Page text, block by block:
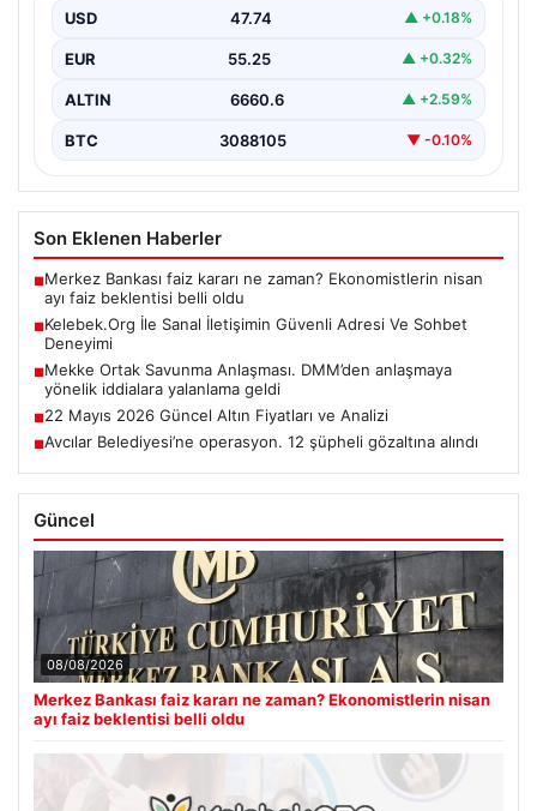
kurması kritik bir değer ifade etmektedir. Halen…
USD 47.74 ▲ +0.18%
EUR 55.25 ▲ +0.32%
ALTIN 6660.6 ▲ +2.59%
BTC 3088105 ▼ -0.10%
Son Eklenen Haberler
■Merkez Bankası faiz kararı ne zaman? Ekonomistlerin nisan
ayı faiz beklentisi belli oldu
■Kelebek.Org İle Sanal İletişimin Güvenli Adresi Ve Sohbet
Deneyimi
■Mekke Ortak Savunma Anlaşması. DMM’den anlaşmaya
yönelik iddialara yalanlama geldi
■22 Mayıs 2026 Güncel Altın Fiyatları ve Analizi
■Avcılar Belediyesi’ne operasyon. 12 şüpheli gözaltına alındı
Güncel
08/08/2026
Merkez Bankası faiz kararı ne zaman? Ekonomistlerin nisan
ayı faiz beklentisi belli oldu